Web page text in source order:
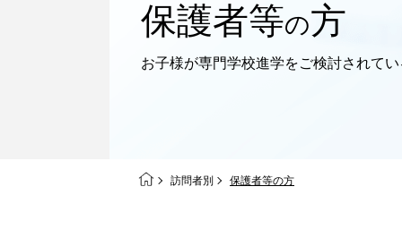
保護者等の方
お子様が専門学校進学をご検討されて
訪問者別 保護者等の方